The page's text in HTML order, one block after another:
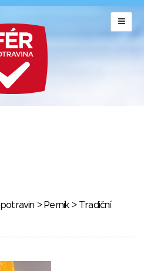
> Perník> Tradiční